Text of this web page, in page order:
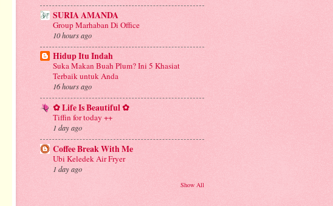
SURIA AMANDA
Group Marhaban Di Office
10 hours ago
Hidup Itu Indah
Suka Makan Buah Plum? Ini 5 Khasiat
Terbaik untuk Anda
16 hours ago
✿ Life Is Beautiful ✿
Tiffin for today ++
1 day ago
Coffee Break With Me
Ubi Keledek Air Fryer
1 day ago
Show All